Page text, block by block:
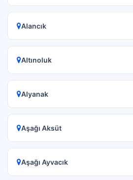
Alancık
Altınoluk
Alyanak
Aşağı Aksüt
Aşağı Ayvacık